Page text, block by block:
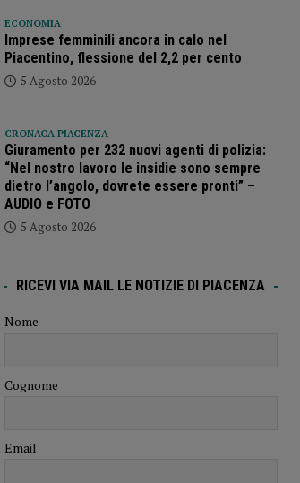
ECONOMIA
Imprese femminili ancora in calo nel
Piacentino, flessione del 2,2 per cento
5 Agosto 2026
CRONACA PIACENZA
Giuramento per 232 nuovi agenti di polizia:
“Nel nostro lavoro le insidie sono sempre
dietro l’angolo, dovrete essere pronti” –
AUDIO e FOTO
5 Agosto 2026
RICEVI VIA MAIL LE NOTIZIE DI PIACENZA
Nome
Cognome
Email